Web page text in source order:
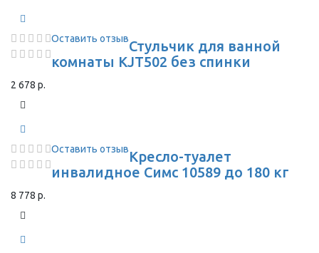
Оставить отзывСтульчик для ванной
комнаты KJT502 без спинки
2 678 р.
Оставить отзывКресло-туалет
инвалидное Симс 10589 до 180 кг
8 778 р.